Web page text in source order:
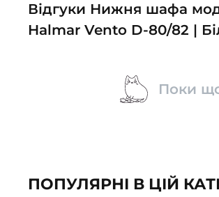
Відгуки Нижня шафа
Halmar Vento D-80/82 |
Поки що
ПОПУЛЯРНІ В ЦІЙ